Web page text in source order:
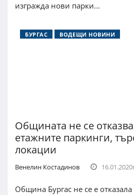
изгражда нови парки...
БУРГАС ВОДЕЩИ НОВИНИ
Общината не се
етажните паркинги,
локации
Венелин Костадинов
Община Бургас не се е отказала